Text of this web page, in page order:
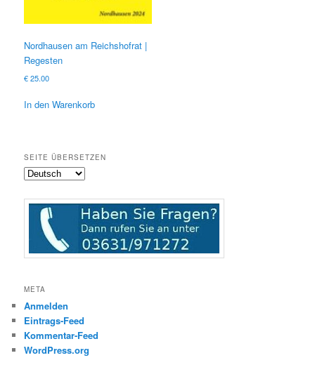
Nordhausen am Reichshofrat |
Regesten
€25.00
In den Warenkorb
SEITE ÜBERSETZEN
META
Anmelden
Eintrags-Feed
Kommentar-Feed
WordPress.org